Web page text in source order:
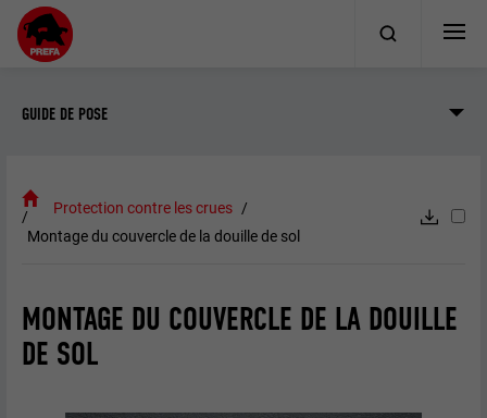
GUIDE DE POSE
Protection contre les crues
Montage du couvercle de la douille de sol
MONTAGE DU COUVERCLE DE LA DOUILLE
DE SOL